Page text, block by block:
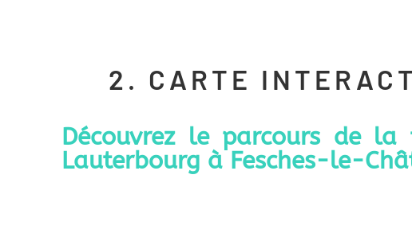
2. CARTE
Découvrez le parcours de
Lauterbourg à Fesches-le-